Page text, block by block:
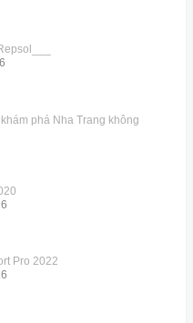
phá Nha Trang không
Pro 2022